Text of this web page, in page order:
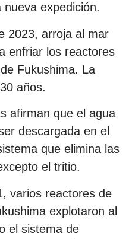
expedición.
2023, arroja al mar
enfriar los reactores
Fukushima. La
años.
afirman que el agua
descargada en el
que elimina las
el tritio.
varios reactores de
explotaron al
el sistema de